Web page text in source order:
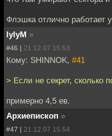
Флэшка отлично работает
lylyM »
#46 | 21.12.07 15:53
Кому: SHINNOK, #41
> Если не секрет, сколько
примерно 4,5 ев.
Архиепископ »
#47 | 21.12.07 15:54